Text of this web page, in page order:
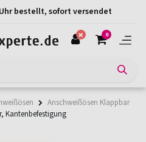
Uhr bestellt, sofort versendet
0
Anschweißösen Klappbar
Kantenbefestigung